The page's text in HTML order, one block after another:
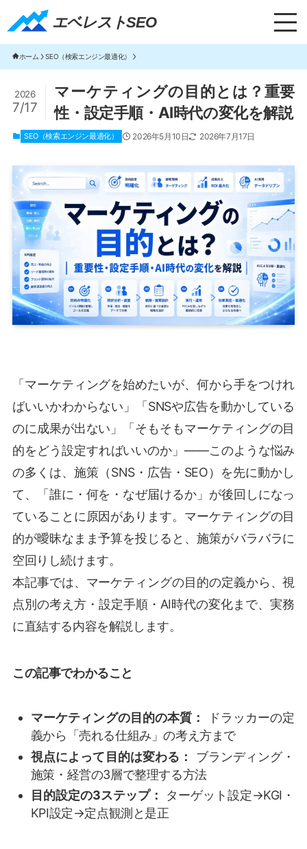
エベレストSEO
エベレストSEO｜TOP
ホーム SEO（検索エンジン最適化）
マーケティングの目的とは？重要
性・設定手順・AI時代の変化を解説
2026
7/17
SEO（検索エンジン最適化） 2026年5月10日 2026年7月17日
「マーケティングを始めたいが、何から手をつけれ
ばいいかわからない」「SNSや広告を動かしている
のに成果が出ない」「そもそもマーケティングの目
的をどう設定すればいいのか」——このような悩み
の多くは、施策（SNS・広告・SEO）を先に動かし
て、「誰に・何を・なぜ届けるか」が後回しになっ
ていることに原因があります。マーケティングの目
的が曖昧なまま予算を投じると、施策がバラバラに
空回りし続けます。
本記事では、マーケティングの目的の定義から、視
点別の考え方・設定手順・AI時代の変化まで、実務
に直結する内容を解説します。
この記事でわかること
マーケティングの目的の本質：
ドラッカーの定
義から「売れる仕組み」の考え方まで
視点によって目的は変わる：
ブランディング・
施策・経営の3層で整理する方法
目的設定の3ステップ：
ターゲット設定→KGI・
KPI設定→定点観測と是正